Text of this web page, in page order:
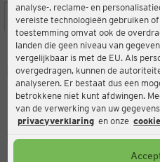
analyse-, reclame- en
vereiste technologieën gebruiken
toestemming omvat ook de
landen die geen niveau van
vergelijkbaar is met de EU. Als
overgedragen, kunnen de
analyseren. Er bestaat dus een
betrokkene niet kunt afdwingen.
van de verwerking van uw
privacyverklaring en onze
LOCATIE SERVICES
Ernsting's family
Karl-Carstens-Straße
Gesloten